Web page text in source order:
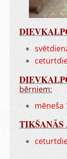
bērniem:
mēneša